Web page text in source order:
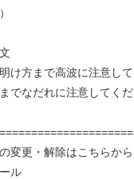
け方まで高波に注意し
でなだれに注意してくだ
変更・解除はこちらから
ル